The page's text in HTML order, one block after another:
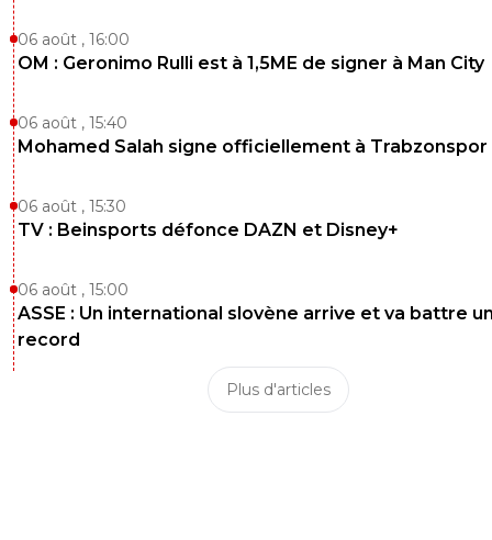
06 août , 16:00
OM : Geronimo Rulli est à 1,5ME de signer à Man City
06 août , 15:40
Mohamed Salah signe officiellement à Trabzonspor
06 août , 15:30
TV : Beinsports défonce DAZN et Disney+
06 août , 15:00
ASSE : Un international slovène arrive et va battre
record
Plus d'articles